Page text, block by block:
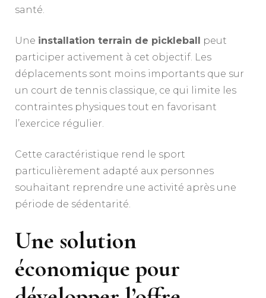
santé.
Une installation terrain de pickleball
peut
participer activement à cet objectif. Les
déplacements sont moins importants que sur
un court de tennis classique, ce qui limite les
contraintes physiques tout en favorisant
l’exercice régulier.
Cette caractéristique rend le sport
particulièrement adapté aux personnes
souhaitant reprendre une activité après une
période de sédentarité.
Une solution
économique pour